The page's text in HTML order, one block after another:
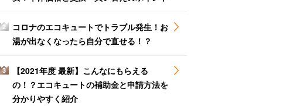
2
コロナのエコキュートでトラブル発生！お
湯が出なくなったら自分で直せる！？
3
【2021年度 最新】こんなにもらえる
の！？エコキュートの補助金と申請方法を
分かりやすく紹介